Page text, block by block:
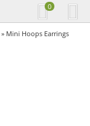
0
» Mini Hoops Earrings